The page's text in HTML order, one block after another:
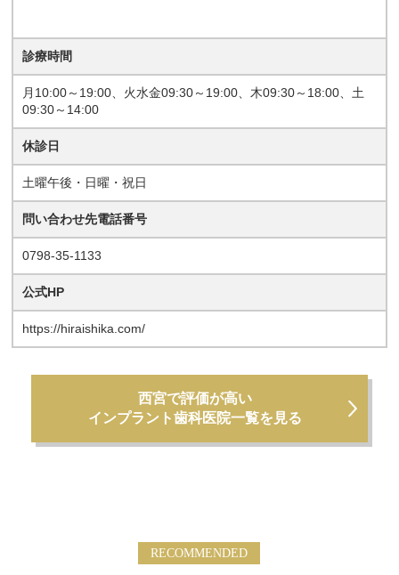
診療時間
月10:00～19:00、火水金09:30～19:00、木09:30～18:00、土
09:30～14:00
休診日
土曜午後・日曜・祝日
問い合わせ先電話番号
0798-35-1133
公式HP
https://hiraishika.com/
西宮で評価が高い
インプラント歯科医院一覧を見る
RECOMMENDED